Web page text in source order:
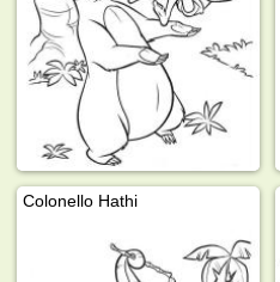
Colonello Hathi